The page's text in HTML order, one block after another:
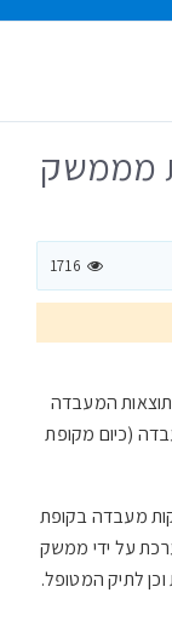
מממשק
1716
תוצאות המעבדה
(כיום מקופת
מעבדה בקופת
על ידי ממשק
לתיק המטופל.